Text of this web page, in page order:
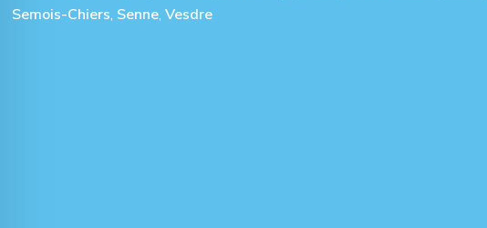
Semois-Chiers, Senne, Vesdre